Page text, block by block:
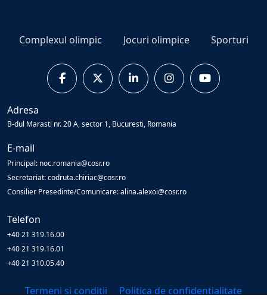
Complexul olimpic Jocuri olimpice Sporturi
Adresa
B-dul Marasti nr. 20 A, sector 1, Bucuresti, Romania
E-mail
Principal: noc.romania@cosr.ro
Secretariat: codruta.chiriac@cosr.ro
Consilier Presedinte/Comunicare: alina.alexoi@cosr.ro
Telefon
+40 21 319.16.00
+40 21 319.16.01
+40 21 310.05.40
Termeni și condiții Politica de confidențialitate